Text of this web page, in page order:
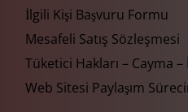
İlgili Kişi Başvuru Formu
Mesafeli Satış Sözleşmesi
Tüketici Hakları – Cayma
Web Sitesi Paylaşım